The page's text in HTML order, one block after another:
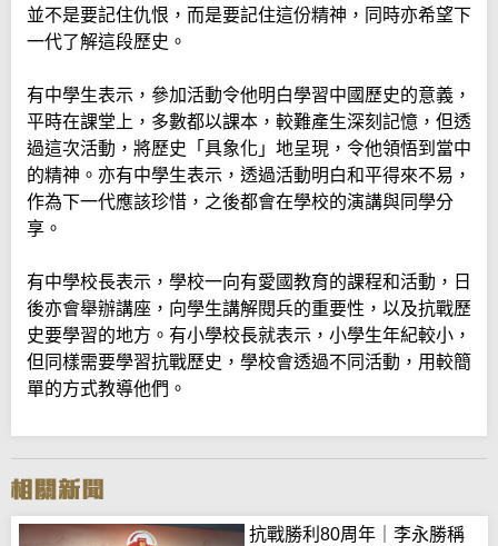
並不是要記住仇恨，而是要記住這份精神，同時亦希望下
一代了解這段歷史。
有中學生表示，參加活動令他明白學習中國歷史的意義，
平時在課堂上，多數都以課本，較難產生深刻記憶，但透
過這次活動，將歷史「具象化」地呈現，令他領悟到當中
的精神。亦有中學生表示，透過活動明白和平得來不易，
作為下一代應該珍惜，之後都會在學校的演講與同學分
享。
有中學校長表示，學校一向有愛國教育的課程和活動，日
後亦會舉辦講座，向學生講解閱兵的重要性，以及抗戰歷
史要學習的地方。有小學校長就表示，小學生年紀較小，
但同樣需要學習抗戰歷史，學校會透過不同活動，用較簡
單的方式教導他們。
抗戰勝利80周年｜李永勝稱